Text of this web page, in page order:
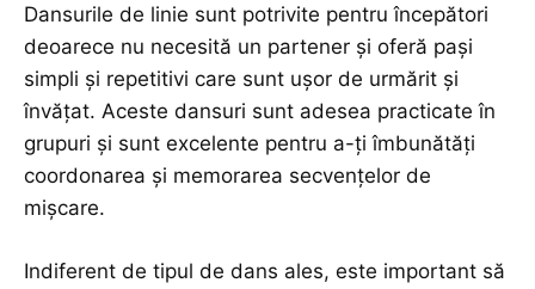
Dansurile de linie sunt potrivite pentru începători
deoarece nu necesită un partener și oferă pași
simpli și repetitivi care sunt ușor de urmărit și
învățat. Aceste dansuri sunt adesea practicate în
grupuri și sunt excelente pentru a-ți îmbunătăți
coordonarea și memorarea secvențelor de
mișcare.
Indiferent de tipul de dans ales, este important să